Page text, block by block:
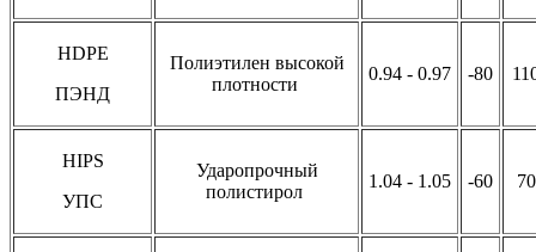
HDPE
ПЭНД
Полиэтилен высокой
плотности
0.94 - 0.97 -80
HIPS
УПС
Ударопрочный
полистирол
1.04 - 1.05 -60 70